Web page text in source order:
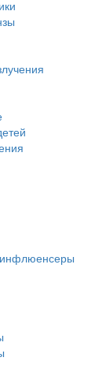
инфлюенсеры